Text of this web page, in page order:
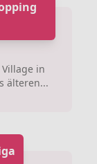
in
älteren...